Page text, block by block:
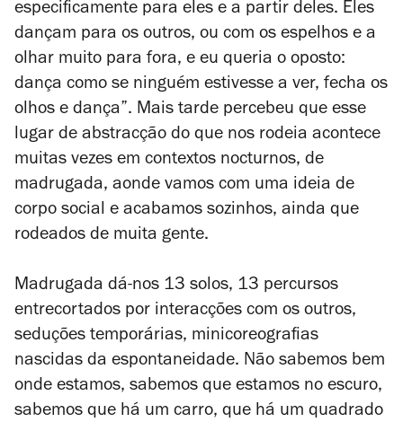
especificamente para eles e a partir deles. Eles
dançam para os outros, ou com os espelhos e a
olhar muito para fora, e eu queria o oposto:
dança como se ninguém estivesse a ver, fecha os
olhos e dança”. Mais tarde percebeu que esse
lugar de abstracção do que nos rodeia acontece
muitas vezes em contextos nocturnos, de
madrugada, aonde vamos com uma ideia de
corpo social e acabamos sozinhos, ainda que
rodeados de muita gente.
Madrugada dá-nos 13 solos, 13 percursos
entrecortados por interacções com os outros,
seduções temporárias, minicoreografias
nascidas da espontaneidade. Não sabemos bem
onde estamos, sabemos que estamos no escuro,
sabemos que há um carro, que há um quadrado